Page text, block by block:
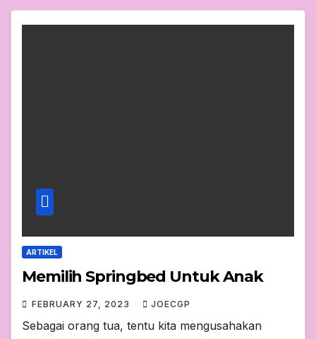
ARTIKEL
Memilih Springbed Untuk Anak
FEBRUARY 27, 2023 JOECGP
Sebagai orang tua, tentu kita mengusahakan